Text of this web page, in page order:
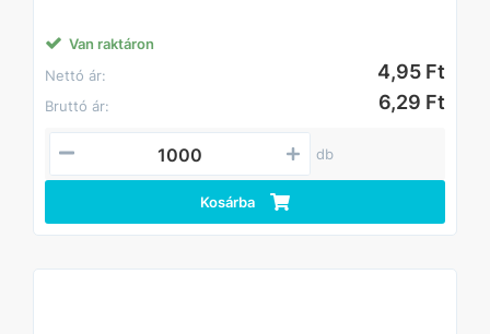
Javítja a csavarok terhelhetőségét, így kisebb méretű
csavarok is megfelelő teljesítményt biztosíthatnak.
Van raktáron
Nettó ár:
4,95 Ft
Bruttó ár: 6,29 Ft
db
Kosárba